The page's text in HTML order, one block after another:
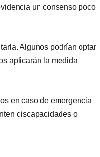
un consenso poco
Algunos podrían optar
aplicarán la medida
en caso de emergencia
discapacidades o